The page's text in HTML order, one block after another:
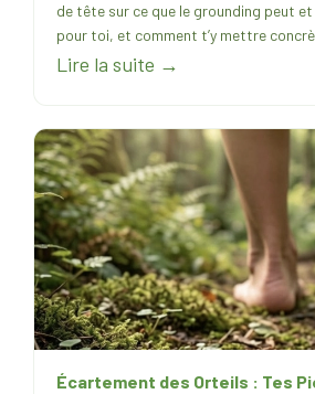
de tête sur ce que le grounding peut
pour toi, et comment t’y mettre
Lire la suite →
Écartement des Orteils : Tes